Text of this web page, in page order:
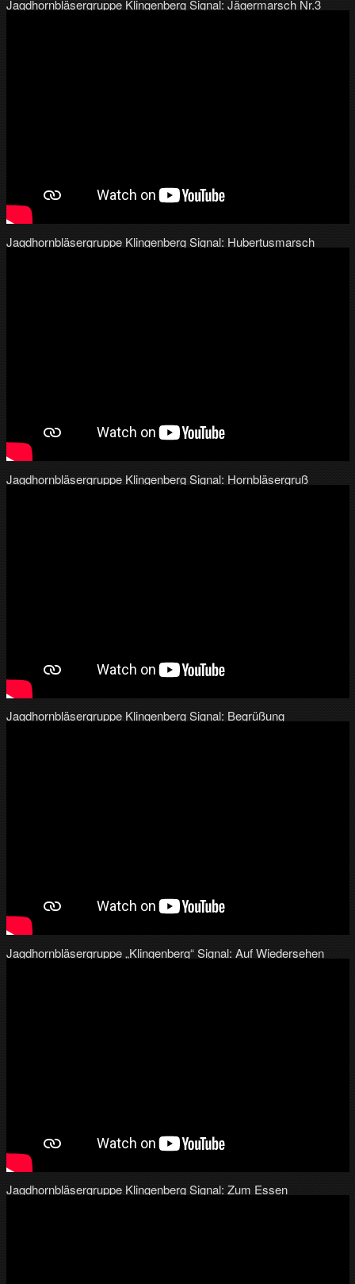
Jagdhornbläsergruppe Klingenberg Signal: Jägermarsch Nr.3
Jagdhornbläsergruppe Klingenberg Signal: Hubertusmarsch
Jagdhornbläsergruppe Klingenberg Signal: Hornbläsergruß
Jagdhornbläsergruppe Klingenberg Signal: Begrüßung
Jagdhornbläsergruppe „Klingenberg“ Signal: Auf Wiedersehen
Jagdhornbläsergruppe Klingenberg Signal: Zum Essen